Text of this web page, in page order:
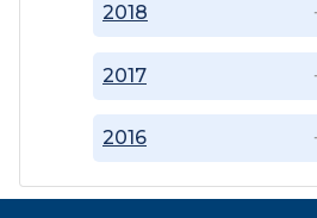
2016
2017
2018